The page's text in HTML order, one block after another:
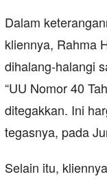
Dalam
kliennya, Rahma
dihalang-halangi
“UU Nomor 40
ditegakkan. Ini
tegasnya, pada
Selain itu,